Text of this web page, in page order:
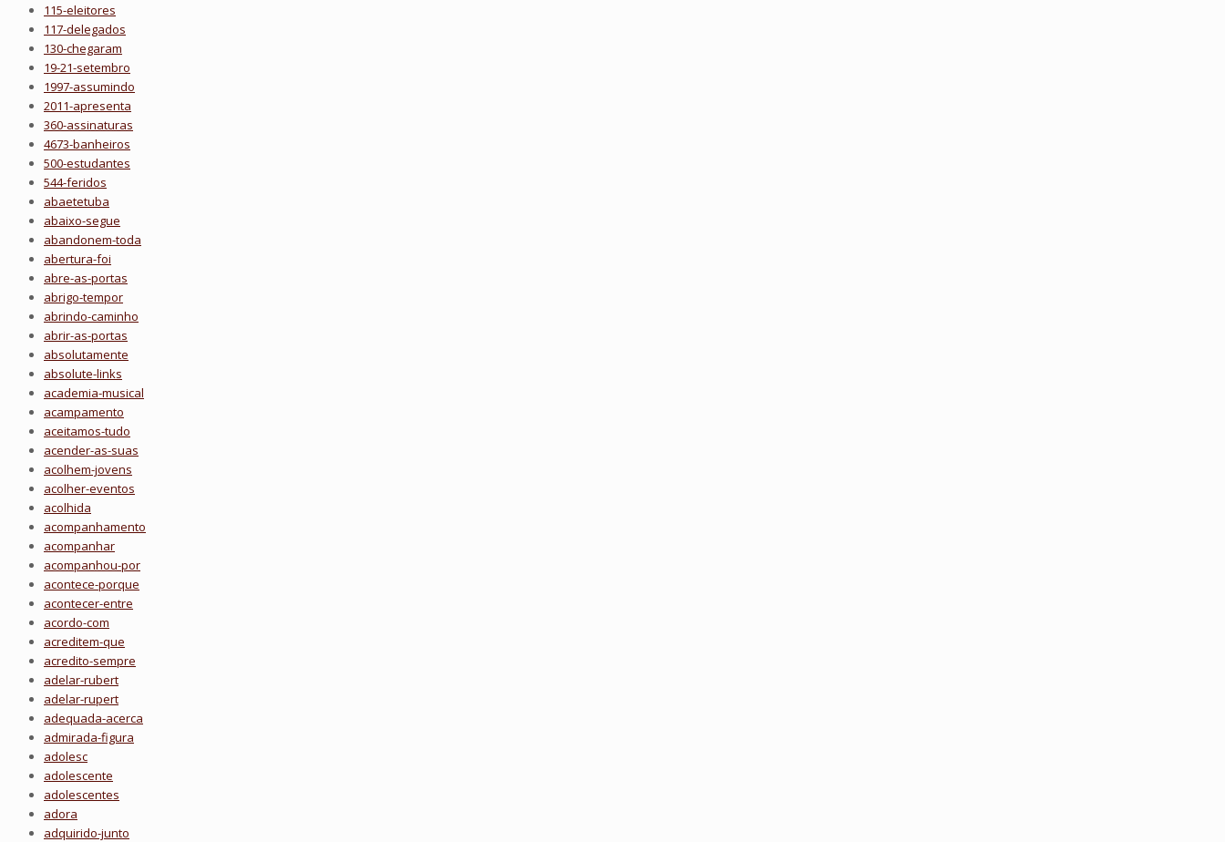
115-eleitores
117-delegados
130-chegaram
19-21-setembro
1997-assumindo
2011-apresenta
360-assinaturas
4673-banheiros
500-estudantes
544-feridos
abaetetuba
abaixo-segue
abandonem-toda
abertura-foi
abre-as-portas
abrigo-tempor
abrindo-caminho
abrir-as-portas
absolutamente
absolute-links
academia-musical
acampamento
aceitamos-tudo
acender-as-suas
acolhem-jovens
acolher-eventos
acolhida
acompanhamento
acompanhar
acompanhou-por
acontece-porque
acontecer-entre
acordo-com
acreditem-que
acredito-sempre
adelar-rubert
adelar-rupert
adequada-acerca
admirada-figura
adolesc
adolescente
adolescentes
adora
adquirido-junto